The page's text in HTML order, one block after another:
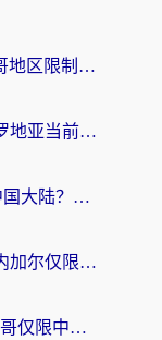
在国外看世界杯法国VS摩洛哥地区限制？这篇指南让你流畅看中文解说无压力
在国外看世界杯英格兰 vs 克罗地亚当前地区不可播放？这篇指南帮你搞定所有海外观赛难题
在海外看央视频世界杯仅限中国大陆？这篇指南帮你解锁中文解说+无卡顿直播
在海外看世界杯比利时 vs 塞内加尔仅限中国大陆？我找到了最流畅的中文解说之路
在国外看世界杯法国 VS 摩洛哥仅限中国大陆？海外党这样看中文解说赛事不卡顿